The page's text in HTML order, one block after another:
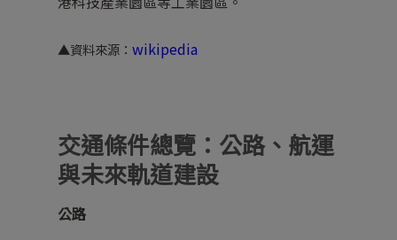
▲資料來源： wikipedia
交通條件總覽：公路、航運
與未來軌道建設
公路